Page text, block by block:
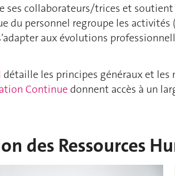
ses collaborateurs/trices et
personnel regroupe les activités
aux évolutions
détaille les principes généraux et
Continue donnent accès à un
des Ressources